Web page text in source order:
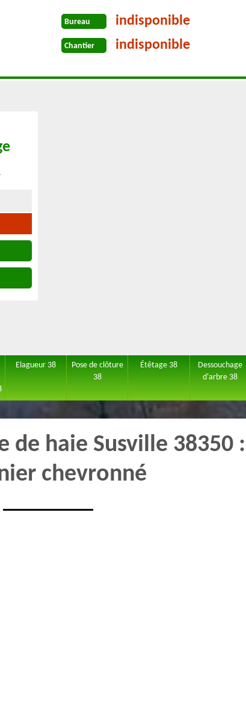
Bureau indisponible
Chantier indisponible
Elagueur 38
Pose de clôture
38
Étêtage 38
Dessouchage
d'arbre 38
de haie Susville 38350 :
chevronné